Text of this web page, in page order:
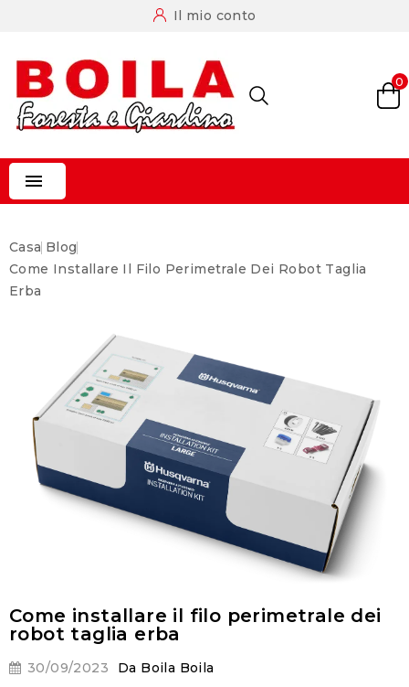
Il mio conto
0

Casa Blog
Come Installare Il Filo Perimetrale Dei Robot Taglia
Erba
Come installare il filo perimetrale dei
robot taglia erba
30/09/2023 Da Boila Boila